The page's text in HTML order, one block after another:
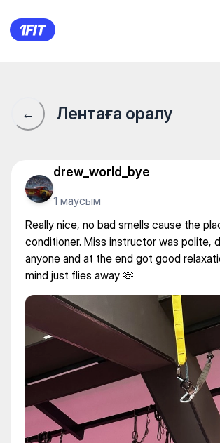
PROSTRETCHING -
← Лентаға оралу
drew_world_bye
1 маусым
Really nice, no bad smells cause the
conditioner. Miss instructor was polite,
anyone and at the end got good
mind just flies away 🫶